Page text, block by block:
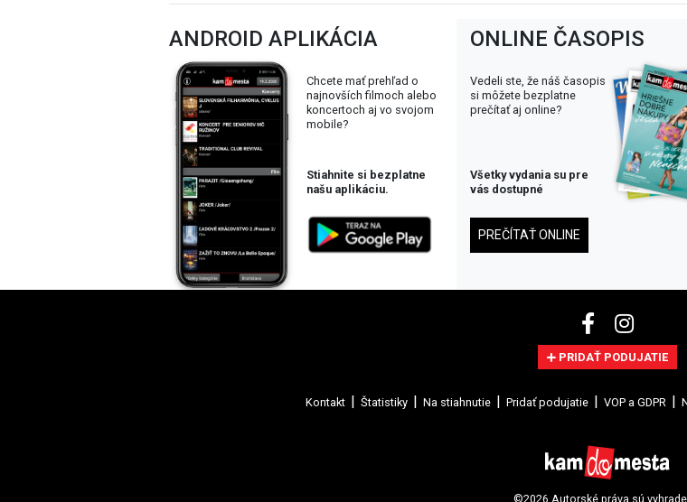
ANDROID APLIKÁCIA
Chcete mať prehľad o
najnovších filmoch alebo
koncertoch aj vo svojom
mobile?
Stiahnite si bezplatne
našu aplikáciu.
ONLINE ČASOPIS
Vedeli ste, že náš časopis
si môžete bezplatne
prečítať aj online?
Všetky vydania su pre
vás dostupné
PREČÍTAŤ ONLINE
PRIDAŤ PODUJATIE
Kontakt Štatistiky Na stiahnutie Pridať podujatie VOP a GDPR
©2026 Autorské práva sú